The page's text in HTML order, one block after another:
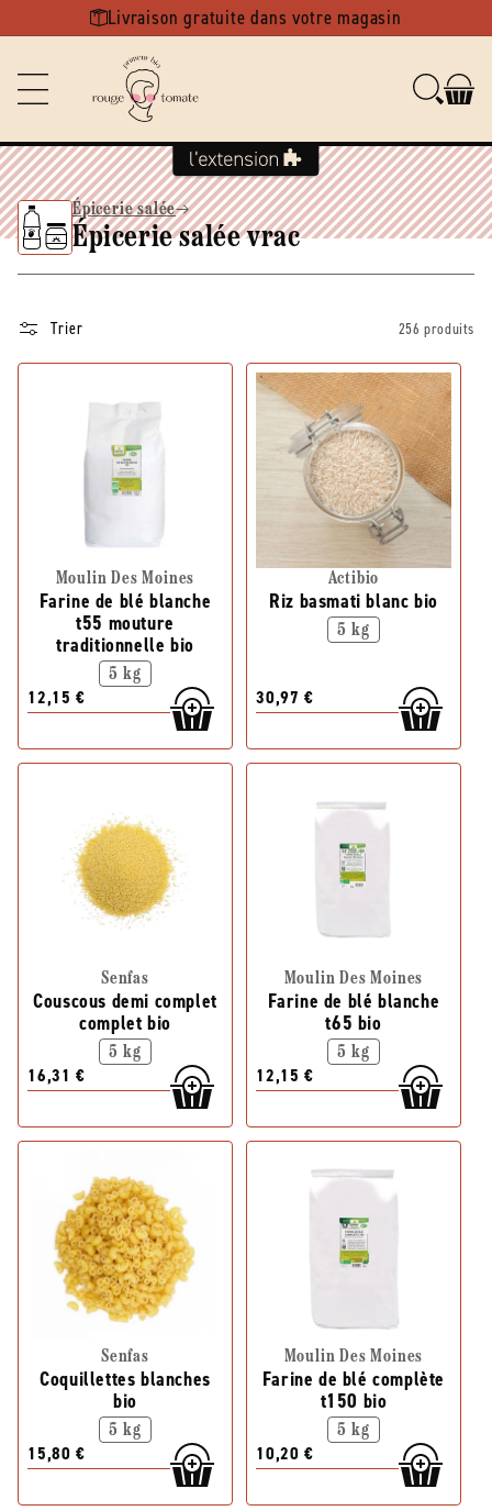
Ignorer et
passer au Livraison gratuite dans votre magasin
Épicerie salée
Épicerie salée vrac
Trier 256 produits
Moulin Des Moines
Farine de blé blanche
t55 mouture
traditionnelle bio
5 kg
12,15 €
Actibio
Riz basmati blanc bio
5 kg
30,97 €
Senfas
Couscous demi complet
complet bio
5 kg
16,31 €
Moulin Des Moines
Farine de blé blanche
t65 bio
5 kg
12,15 €
Senfas
Coquillettes blanches
bio
5 kg
15,80 €
Moulin Des Moines
Farine de blé complète
t150 bio
5 kg
10,20 €